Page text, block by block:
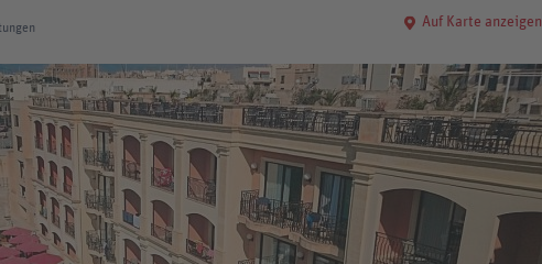
Auf Karte anzeigen